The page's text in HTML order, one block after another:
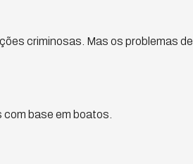
criminosas. Mas os problemas de
base em boatos.